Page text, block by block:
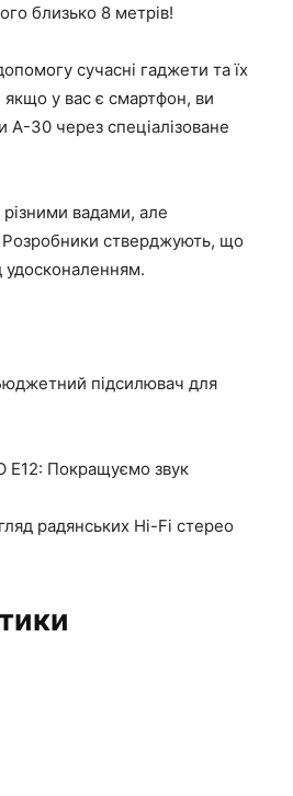
близько 8 метрів!
сучасні гаджети та їх
якщо у вас є смартфон, ви
30 через спеціалізоване
різними вадами, але
стверджують, що
підсилювач для
E12: Покращуємо звук
радянських Hi-Fi стерео